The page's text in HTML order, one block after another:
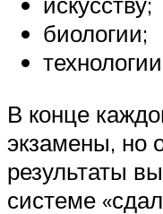
биологии;
В конце
экзамены, но
результаты
системе